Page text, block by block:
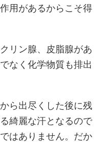
用があるからこそ得
リン腺、皮脂腺があ
なく化学物質も排出
ら出尽くした後に残
綺麗な汗となるので
はありません。だか